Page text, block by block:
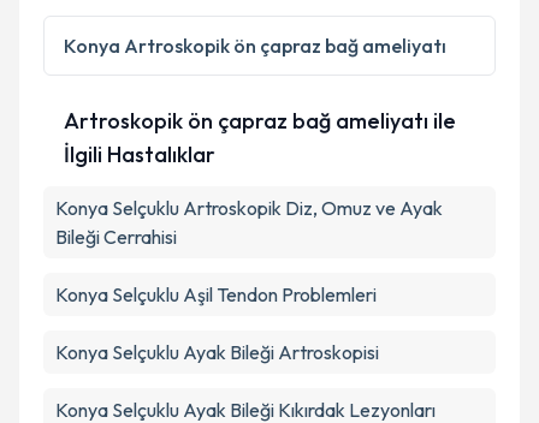
Kişisel verilerimin işlenmesine ilişkinAydınlatma
Metni
'ni okudum ve kişisel verilerimin belirtilen
kapsamda işlenmesini kabul ediyorum.
Takvim Talebini Gönder
Konya Artroskopik ön çapraz bağ ameliyatı
Artroskopik ön çapraz bağ ameliyatı ile
İlgili Hastalıklar
Konya Selçuklu Artroskopik Diz, Omuz ve Ayak
Bileği Cerrahisi
Konya Selçuklu Aşil Tendon Problemleri
Konya Selçuklu Ayak Bileği Artroskopisi
Konya Selçuklu Ayak Bileği Kıkırdak Lezyonları